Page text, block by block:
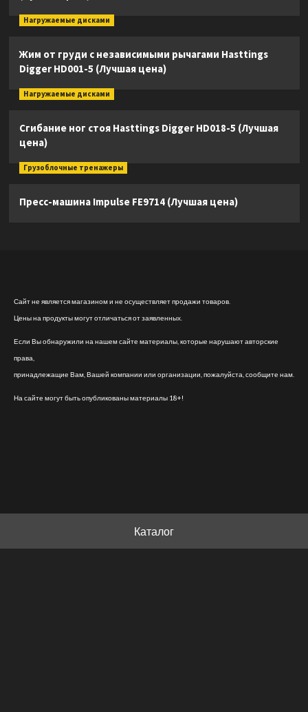
Нагружаемые дисками
Жим от груди с независимыми рычагами Hasttings
Digger HD001-5 (Лучшая цена)
Нагружаемые дисками
Сгибание ног стоя Hasttings Digger HD018-5 (Лучшая
цена)
Грузоблочные тренажеры
Пресс-машина Impulse FE9714 (Лучшая цена)
Сайт не является магазином и не осуществляет продажи товаров.
Цены на продукты могут отличаться от заявленных.
Если Вы обнаружили на нашем сайте материалы, которые нарушают авторские
права,
принадлежащие Вам, Вашей компании или организации, пожалуйста, сообщите нам.
На сайте могут быть опубликованы материалы 18+!
Каталог